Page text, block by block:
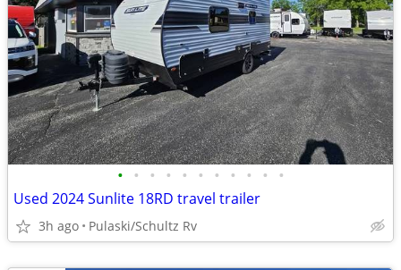
• • • • • • • • • • •
Used 2024 Sunlite 18RD travel trailer
3h ago Pulaski/Schultz Rv